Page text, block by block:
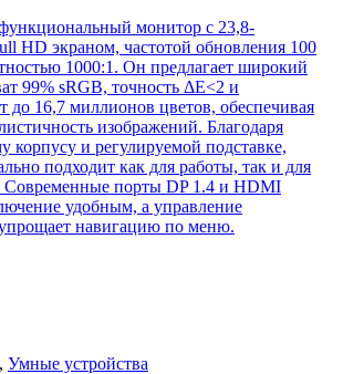
монитор с 23,8-
HD экраном, частотой обновления 100
1000:1. Он предлагает широкий
99% sRGB, точность ΔE<2 и
до 16,7 миллионов цветов, обеспечивая
изображений. Благодаря
корпусу и регулируемой подставке,
подходит как для работы, так и для
Современные порты DP 1.4 и HDMI
удобным, а управление
навигацию по меню.
, Умные устройства